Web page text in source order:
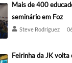
Mais de 400
seminário em Foz
Steve Rodríguez
Feirinha da JK